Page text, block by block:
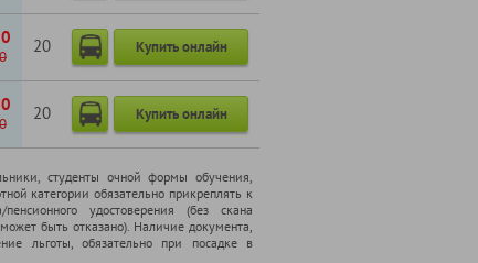
20 Купить онлайн
20 Купить онлайн
cтуденты очной формы обучения,
категории обязательно прикреплять к
удостоверения (без скана
быть отказано). Наличие документа,
льготы, обязательно при посадке в